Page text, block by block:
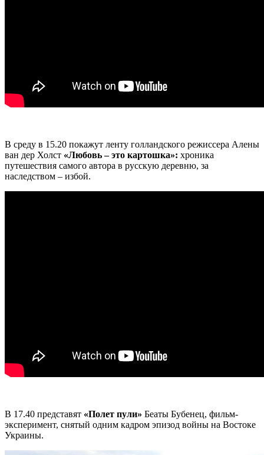
В среду в 15.20 покажут ленту голландского режиссера Алены
ван дер Холст «Любовь – это картошка»: хроника
путешествия самого автора в русскую деревню, за
наследством – избой.
В 17.40 представят «Полет пули» Беаты Бубенец, фильм-
эксперимент, снятый одним кадром эпизод войны на Востоке
Украины.